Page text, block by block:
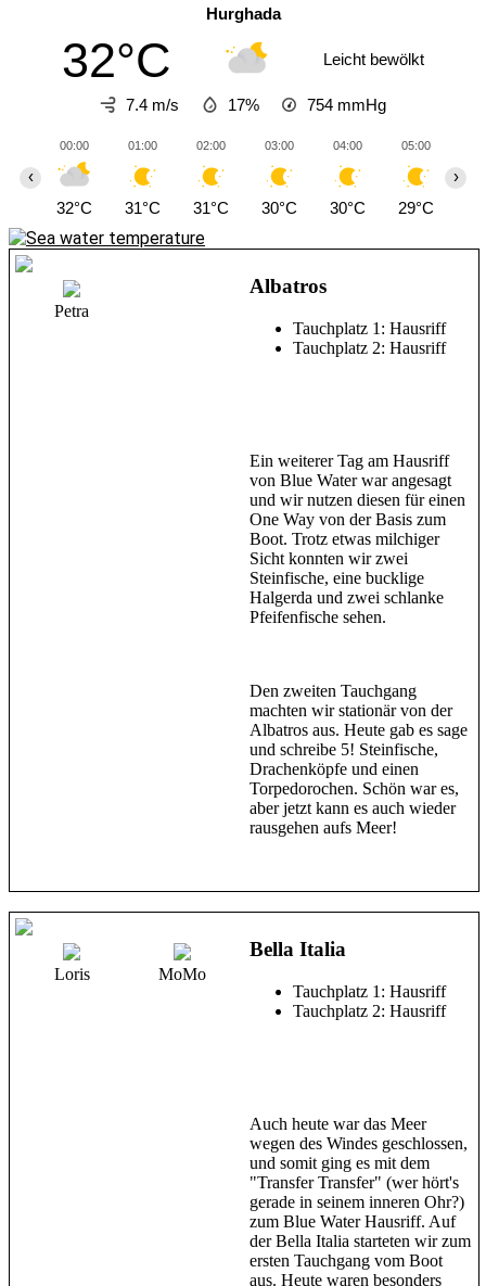
Hurghada
32°C Leicht bewölkt
7.4 m/s 17% 754 mmHg
00:00
32°C
01:00
31°C
02:00
31°C
03:00
30°C
04:00
30°C
05:00
29°C
‹ ›
Petra
Albatros
Tauchplatz 1: Hausriff
Tauchplatz 2: Hausriff
Ein weiterer Tag am Hausriff
von Blue Water war angesagt
und wir nutzen diesen für einen
One Way von der Basis zum
Boot. Trotz etwas milchiger
Sicht konnten wir zwei
Steinfische, eine bucklige
Halgerda und zwei schlanke
Pfeifenfische sehen.
Den zweiten Tauchgang
machten wir stationär von der
Albatros aus. Heute gab es sage
und schreibe 5! Steinfische,
Drachenköpfe und einen
Torpedorochen. Schön war es,
aber jetzt kann es auch wieder
rausgehen aufs Meer!
Loris MoMo
Bella Italia
Tauchplatz 1: Hausriff
Tauchplatz 2: Hausriff
Auch heute war das Meer
wegen des Windes geschlossen,
und somit ging es mit dem
"Transfer Transfer" (wer hört's
gerade in seinem inneren Ohr?)
zum Blue Water Hausriff. Auf
der Bella Italia starteten wir zum
ersten Tauchgang vom Boot
aus. Heute waren besonders